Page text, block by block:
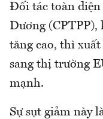
Đối tác toàn diện
Dương (CPTPP),
tăng cao, thì xuất
sang thị trường
mạnh.
Sự sụt giảm này